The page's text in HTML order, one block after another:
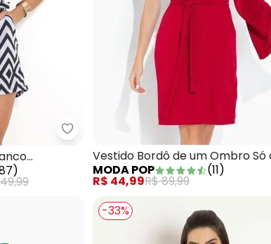
Cintura Alta e Bolsos
Moda Pop - Macaquinho Preto e
)
Vestido Bordô de um Ombro Só
Faixa
MODA POP (11)
R$ 44,99R$ 89,99
-33%